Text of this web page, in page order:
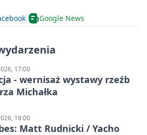
Google News
17:00
- wernisaż wystawy rzeźb
Michałka
18:00
Matt Rudnicki / Yacho